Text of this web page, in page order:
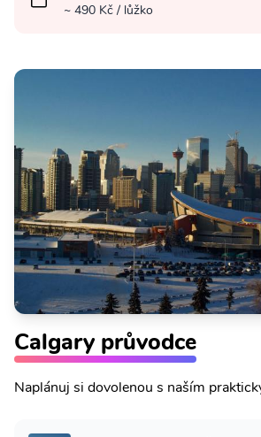
~ 490 Kč / lůžko
Calgary průvodce
Naplánuj si dovolenou s naším